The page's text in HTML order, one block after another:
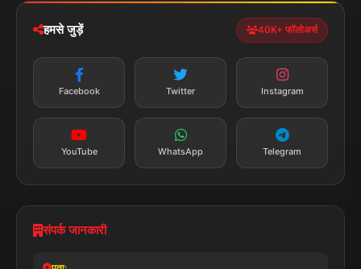
न्यूज़ अलर्ट
तत्काल अपडेट
सब्सक्राइब करें
हमसे जुड़ें 40K+ फॉलोअर्स
Facebook Twitter Instagram
YouTube WhatsApp Telegram
संपर्क जानकारी